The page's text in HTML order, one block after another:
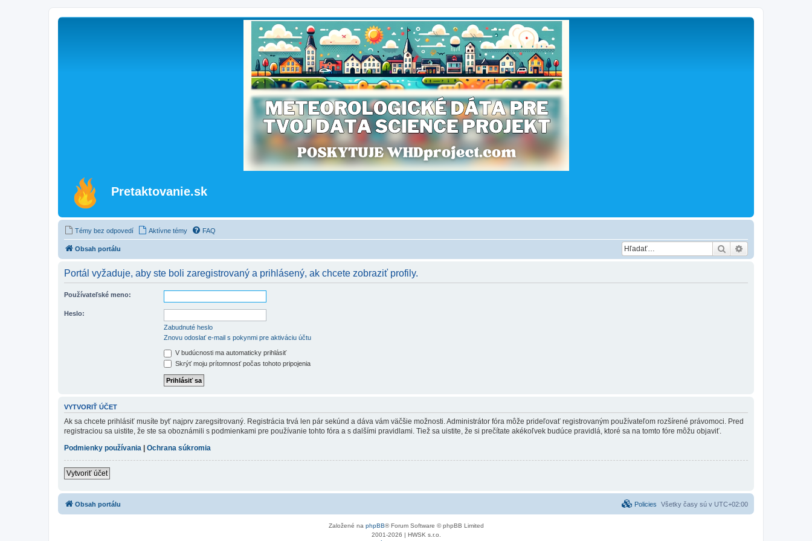
Pretaktovanie.sk
Témy bez odpovedí Aktívne témy FAQ
Obsah portálu Hľadať
Portál vyžaduje, aby ste boli zaregistrovaný a prihlásený, ak chcete zobraziť profily.
Používateľské meno:
Heslo:
Zabudnuté heslo
Znovu odoslať e-mail s pokynmi pre aktiváciu účtu
V budúcnosti ma automaticky prihlásiť
Skrýť moju prítomnosť počas tohoto pripojenia
VYTVORIŤ ÚČET
Ak sa chcete prihlásiť musíte byť najprv zaregsitrovaný. Registrácia trvá len pár sekúnd a dáva vám väčšie možnosti. Administrátor fóra môže prideľovať registrovaným používateľom rozšírené právomoci. Pred
registraciou sa uistite, že ste sa oboznámili s podmienkami pre používanie tohto fóra a s dalšími pravidlami. Tiež sa uistite, že si prečítate akékoľvek budúce pravidlá, ktoré sa na tomto fóre môžu objaviť.
Podmienky používania | Ochrana súkromia
Vytvoriť účet
Obsah portálu Všetky časy sú v UTC+02:00
Policies
Založené na phpBB® Forum Software © phpBB Limited
2001-2026 | HWSK s.r.o.